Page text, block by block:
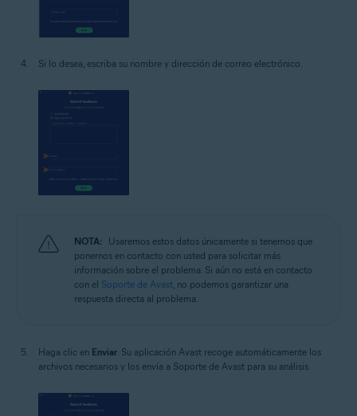
Si lo desea, escriba su nombre y dirección de correo electrónico.
NOTA:
Usaremos estos datos únicamente si tenemos que
ponernos en contacto con usted para solicitar más
información sobre el problema. Si aún no está en contacto
con el Soporte de Avast, no podemos garantizar una
respuesta directa al problema.
Haga clic en Enviar. Su aplicación Avast recoge automáticamente los
archivos necesarios y los envía a Soporte de Avast para su análisis.